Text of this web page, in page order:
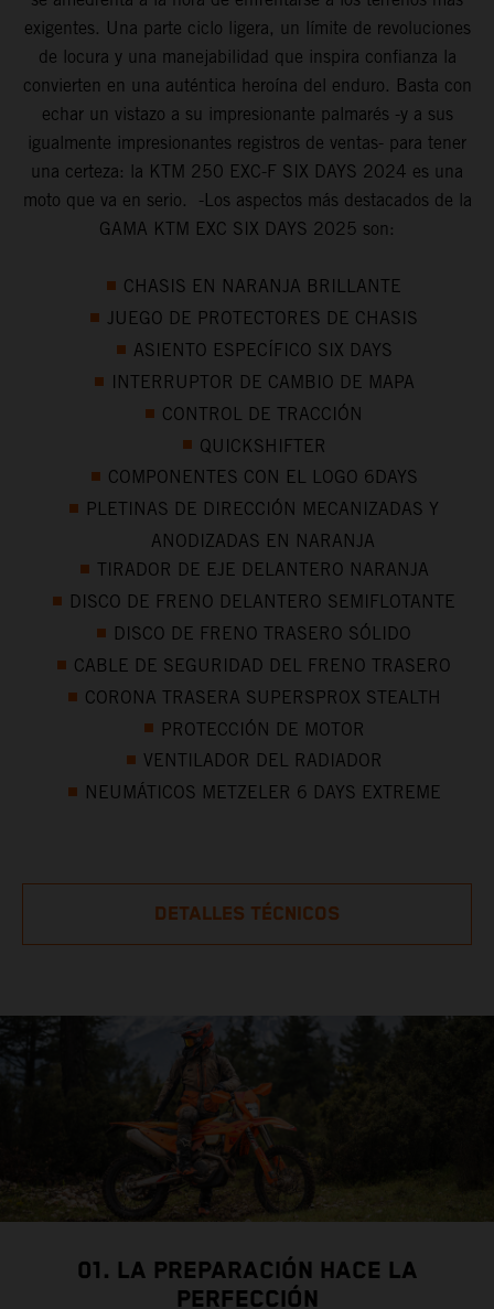
exigentes. Una parte ciclo ligera, un límite de revoluciones
de locura y una manejabilidad que inspira confianza la
convierten en una auténtica heroína del enduro. Basta con
echar un vistazo a su impresionante palmarés -y a sus
igualmente impresionantes registros de ventas- para tener
una certeza: la KTM 250 EXC-F SIX DAYS 2024 es una
moto que va en serio. -Los aspectos más destacados de la
GAMA KTM EXC SIX DAYS 2025 son:
CHASIS EN NARANJA BRILLANTE
JUEGO DE PROTECTORES DE CHASIS
ASIENTO ESPECÍFICO SIX DAYS
INTERRUPTOR DE CAMBIO DE MAPA
CONTROL DE TRACCIÓN
QUICKSHIFTER
COMPONENTES CON EL LOGO 6DAYS
PLETINAS DE DIRECCIÓN MECANIZADAS Y
ANODIZADAS EN NARANJA
TIRADOR DE EJE DELANTERO NARANJA
DISCO DE FRENO DELANTERO SEMIFLOTANTE
DISCO DE FRENO TRASERO SÓLIDO
CABLE DE SEGURIDAD DEL FRENO TRASERO
CORONA TRASERA SUPERSPROX STEALTH
PROTECCIÓN DE MOTOR
VENTILADOR DEL RADIADOR
NEUMÁTICOS METZELER 6 DAYS EXTREME
DETALLES TÉCNICOS
01. LA PREPARACIÓN HACE LA
PERFECCIÓN